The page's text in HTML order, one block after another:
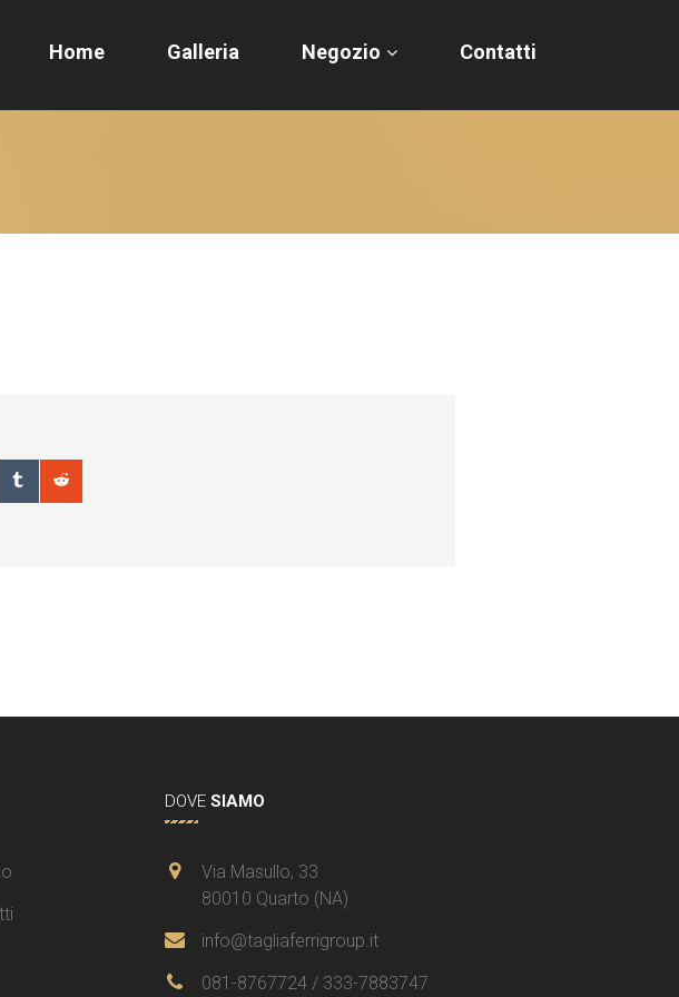
Home Galleria Negozio Contatti
DOVE SIAMO
Via Masullo, 33
80010 Quarto (NA)
info@tagliaferrigroup.it
081-8767724 / 333-7883747